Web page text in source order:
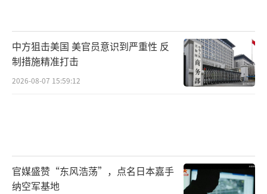
中方狙击美国 美官员意识到严重性 反
制措施精准打击
2026-08-07 15:59:12
官媒盛赞“东风浩荡”，点名日本嘉手
纳空军基地